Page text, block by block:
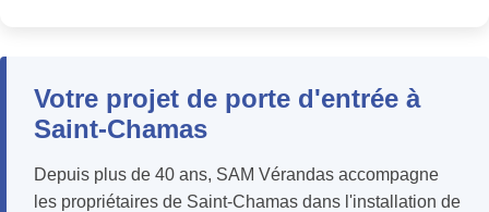
Votre projet de porte d'entrée à
Saint-Chamas
Depuis plus de 40 ans, SAM Vérandas accompagne
les propriétaires de Saint-Chamas dans l'installation de